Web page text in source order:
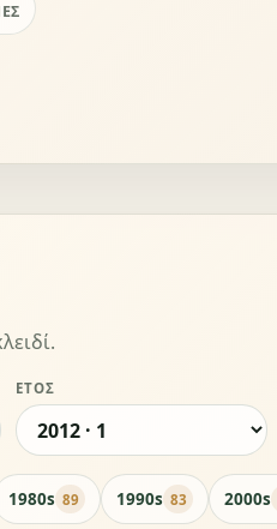
ΈΤΟΣ
1980s 89 1990s 83 2000s